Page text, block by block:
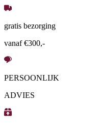
Ga
de
gratis bezorging
vanaf €300,-
PERSOONLIJK
ADVIES